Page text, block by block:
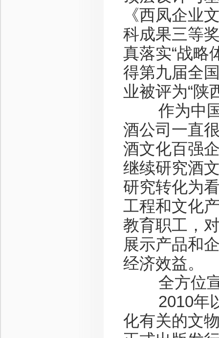
《西凤企业
科成果三等
真落实“战略
得第九届全
业被评为“陕
作为中国
酒公司一直
酒文化百强
继续研究酒
研究转化为
工程和文化
教育职工，
展示产品和
经济效益。
全方位宣
2010年以
化有关的文